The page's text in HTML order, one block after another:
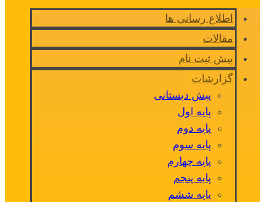
اطلاع رسانی ها
مقالات
پیش ثبت نام
گزارشات
پیش دبستانی
پایه اول
پایه دوم
پایه سوم
پایه چهارم
پایه پنجم
پایه ششم